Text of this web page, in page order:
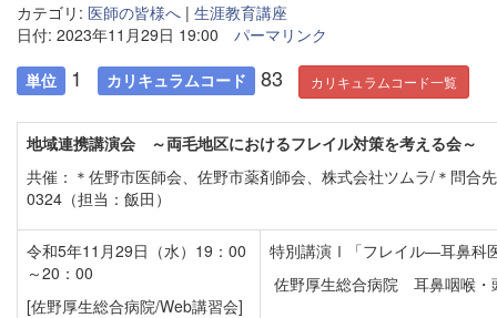
カテゴリ: 医師の皆様へ | 生涯教育講座
日付: 2023年11月29日 19:00
パーマリンク
単位 1 カリキュラムコード 83 カリキュラムコード一覧
地域連携講演会 ～両毛地区におけるフレイル対策を考える会～
共催：＊佐野市医師会、佐野市薬剤師会、株式会社ツムラ/＊問
0324（担当：飯田）
令和5年11月29日（水）19：00
～20：00
[佐野厚生総合病院/Web講習会]
特別講演Ⅰ「フレイル―耳鼻科
佐野厚生総合病院 耳鼻咽喉